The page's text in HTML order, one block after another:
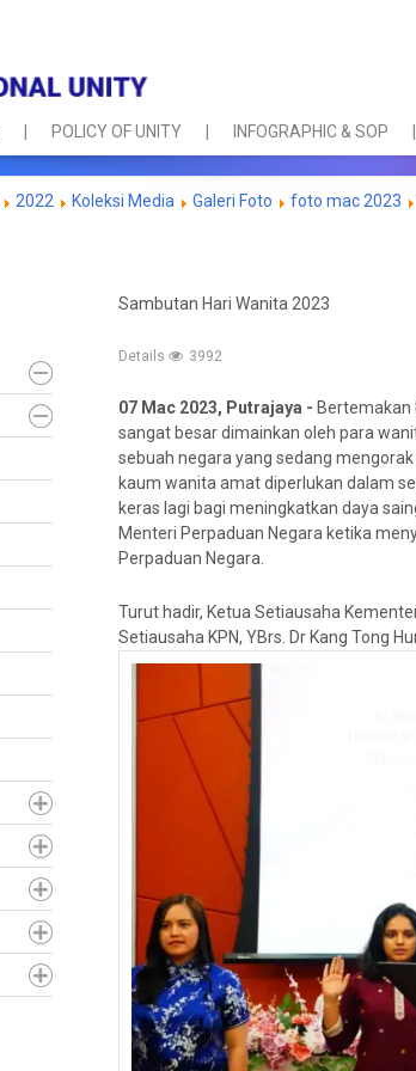
POLICY OF UNITY INFOGRAPHIC & SOP
2022 Koleksi Media Galeri Foto foto mac 2023
Sambutan Hari Wanita 2023
Details 3992
07 Mac 2023, Putrajaya - Bertemakan
sangat besar dimainkan oleh para
sebuah negara yang sedang
kaum wanita amat diperlukan dalam
keras lagi bagi meningkatkan daya
Menteri Perpaduan Negara ketika
Perpaduan Negara.
Turut hadir, Ketua Setiausaha
Setiausaha KPN, YBrs. Dr Kang Tong